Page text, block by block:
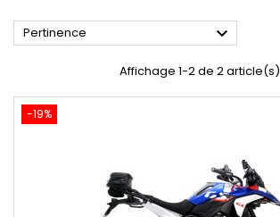
Pertinence 
Affichage 1-2 de 2 article(s)
-19%